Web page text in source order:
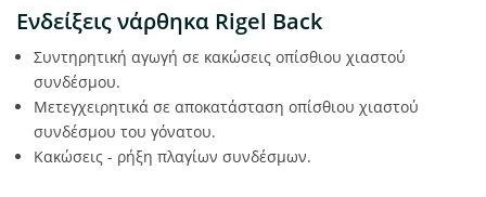
Ενδείξεις νάρθηκα Rigel Back
Συντηρητική αγωγή σε κακώσεις οπίσθιου χιαστού
συνδέσμου.
Μετεγχειρητικά σε αποκατάσταση οπίσθιου χιαστού
συνδέσμου του γόνατου.
Κακώσεις - ρήξη πλαγίων συνδέσμων.